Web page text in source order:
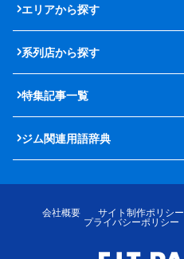
エリアから探す
系列店から探す
特集記事一覧
ジム関連用語辞典
会社概要 サイト制作ポリシー
プライバシーポリシー